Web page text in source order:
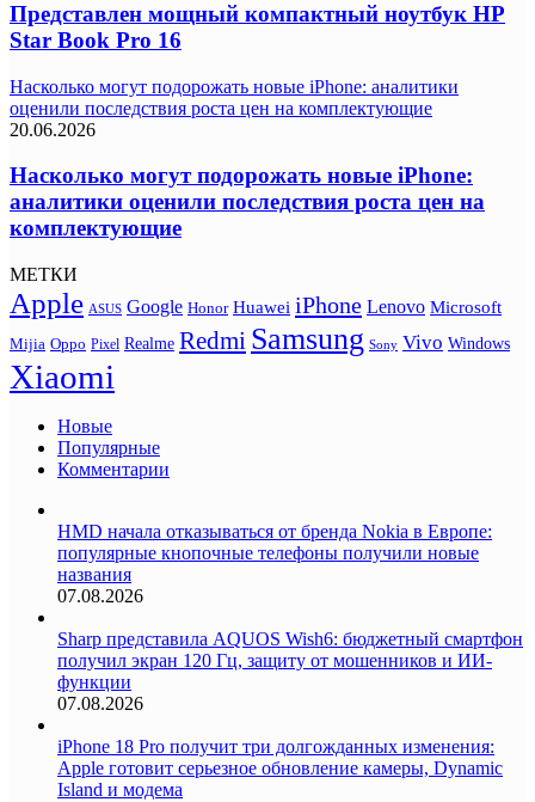
Представлен мощный компактный ноутбук HP
Star Book Pro 16
Насколько могут подорожать новые iPhone: аналитики
оценили последствия роста цен на комплектующие
20.06.2026
Насколько могут подорожать новые iPhone:
аналитики оценили последствия роста цен на
комплектующие
МЕТКИ
Apple ASUS Google Honor Huawei iPhone Lenovo Microsoft
Mijia Oppo Pixel Realme Redmi Samsung Sony Vivo Windows
Xiaomi
Новые
Популярные
Комментарии
HMD начала отказываться от бренда Nokia в Европе:
популярные кнопочные телефоны получили новые
названия
07.08.2026
Sharp представила AQUOS Wish6: бюджетный смартфон
получил экран 120 Гц, защиту от мошенников и ИИ-
функции
07.08.2026
iPhone 18 Pro получит три долгожданных изменения:
Apple готовит серьезное обновление камеры, Dynamic
Island и модема